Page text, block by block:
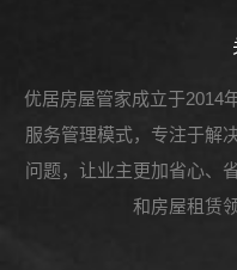
优居房屋管家成立于2014
服务管理模式，专注于解
问题，让业主更加省心、
和房屋租赁